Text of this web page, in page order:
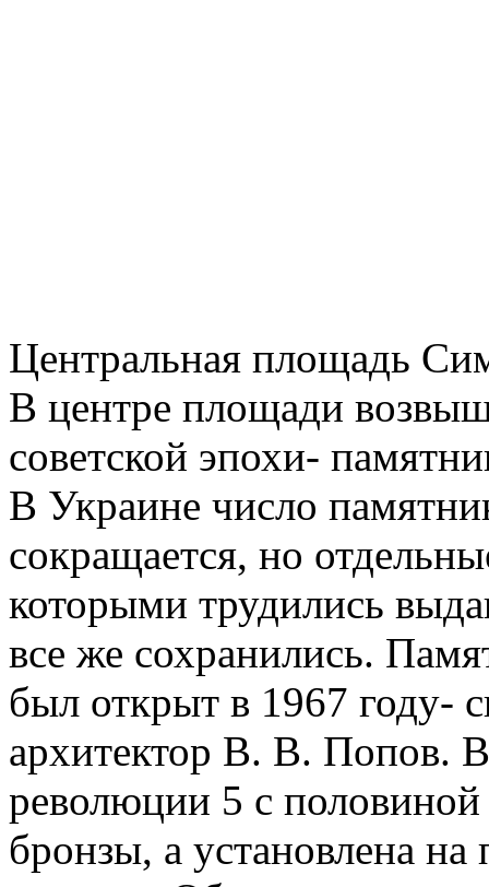
Центральная площадь
В центре площади
советской эпохи-
В Украине число
сокращается, но
которыми трудились
все же сохранились.
был открыт в 1967 году-
архитектор В. В. Попов.
революции 5 с
бронзы, а установлена на